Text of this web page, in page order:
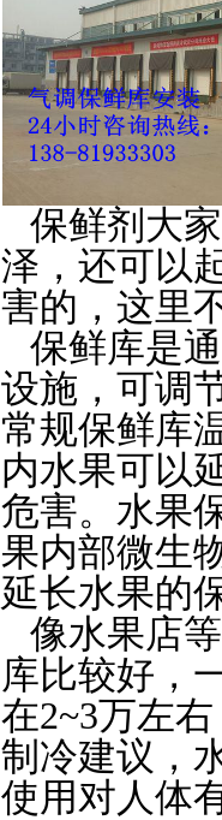
保鲜剂大
泽，还可以
害的，这里
保鲜库是
设施，可调
常规保鲜库
内水果可以
危害。水果
果内部微生
延长水果的
像水果店
库比较好，
在2~3万左
制冷建议，
使用对人体